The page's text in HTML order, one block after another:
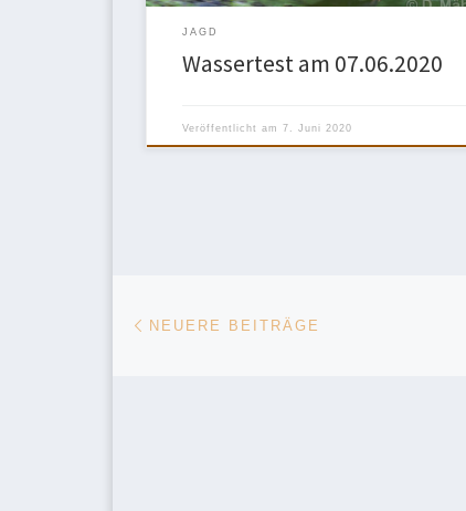
JAGD
Wassertest am 07.06.2020
Veröffentlicht am 7. Juni 2020
Beitragsnavigation
NEUERE BEITRÄGE